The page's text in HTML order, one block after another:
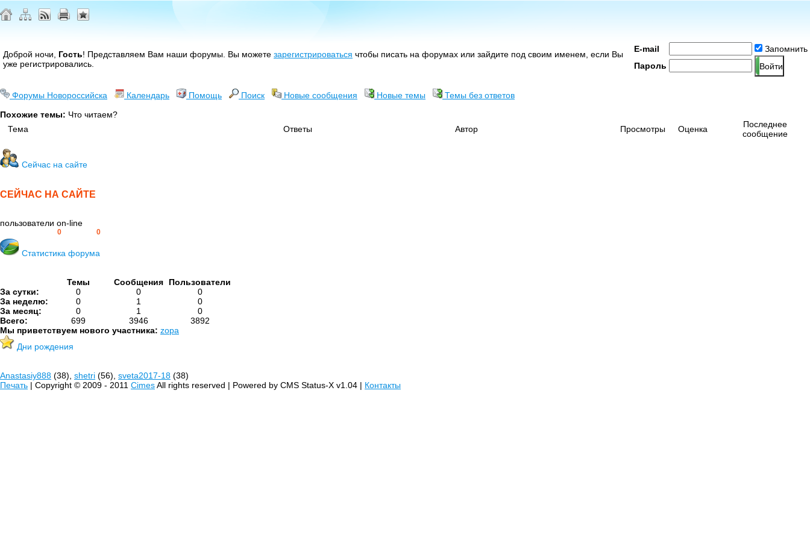
Доброй ночи, Гость! Представляем Вам наши форумы. Вы можете зарегистрироваться чтобы писать на форумах или зайдите под своим именем, если Вы
уже регистрировались.
E-mail
Запомнить
Пароль
Форумы Новороссийска Календарь Помощь Поиск Новые сообщения Новые темы
Темы без ответов
Похожие темы: Что читаем?
Тема
Ответы Автор Просмотры Оценка
Последнее
сообщение
Сейчас на сайте
СЕЙЧАС НА САЙТЕ
пользователи on-line
0 0
Статистика форума
Темы Сообщения
Пользователи
За сутки:
0 0
0
За неделю:
0 1
0
За месяц:
0 1
0
Всего:
699 3946
3892
Мы приветствуем нового участника: zopa
Дни рождения
Anastasiy888 (38), shetri (56), sveta2017-18 (38)
Печать | Copyright © 2009 - 2011 CimesAll rights reserved | Powered by CMS Status-X v1.04 | Контакты